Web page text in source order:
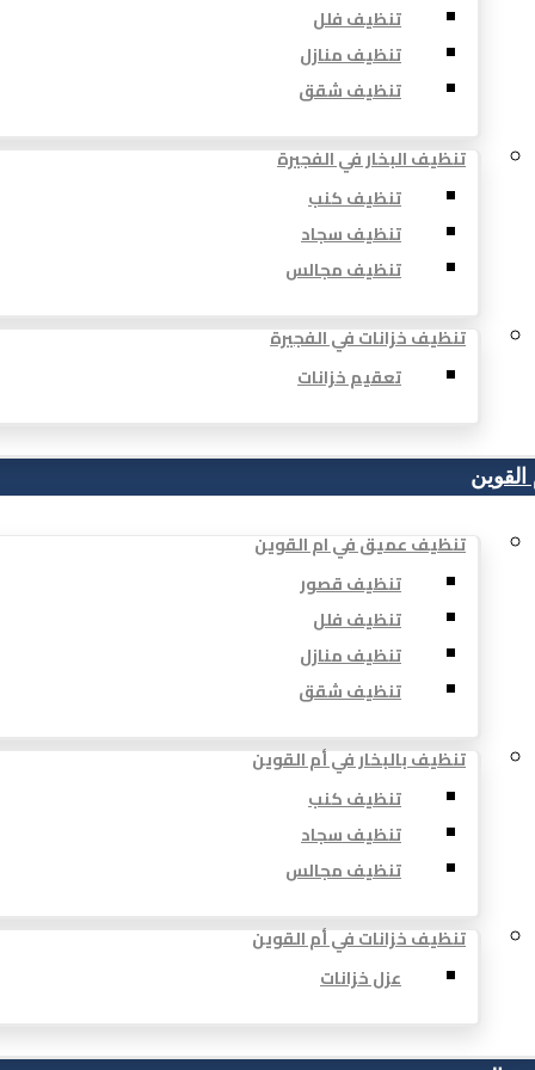
تنظيف فلل
تنظيف منازل
تنظيف شقق
تنظيف البخار في الفجيرة
تنظيف كنب
تنظيف سجاد
تنظيف مجالس
تنظيف خزانات في الفجيرة
تعقيم خزانات
القوين
تنظيف عميق في ام القوين
تنظيف قصور
تنظيف فلل
تنظيف منازل
تنظيف شقق
تنظيف بالبخار في أم القوين
تنظيف كنب
تنظيف سجاد
تنظيف مجالس
تنظيف خزانات في أم القوين
عزل خزانات